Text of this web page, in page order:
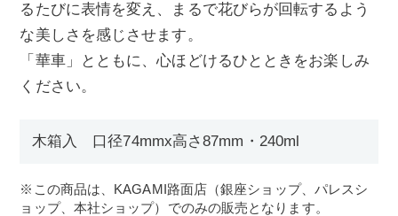
るたびに表情を変え、まるで花びらが回転するよう
な美しさを感じさせます。
「華車」とともに、心ほどけるひとときをお楽しみ
ください。
木箱入 口径74mmx高さ87mm・240ml
※この商品は、KAGAMI路面店（銀座ショップ、パレスシ
ョップ、本社ショップ）でのみの販売となります。